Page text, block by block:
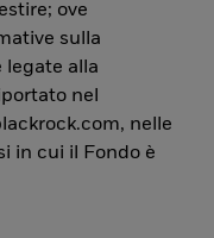
ove
sulla
legate alla
nel
nelle
in cui il Fondo è